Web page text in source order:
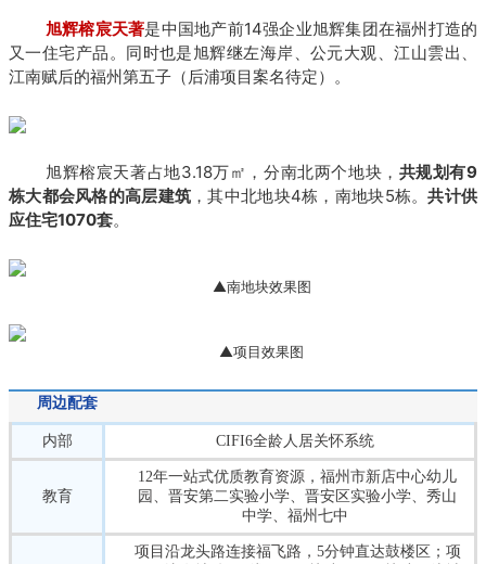
旭辉榕宸天著是中国地产前14强企业旭辉集团在福州打造的
又一住宅产品。 同时也是旭辉继左海岸、公元大观、江山雲出、
江南赋后的福州第五子（后浦项目案名待定）。
旭辉榕宸天著占地3.18万㎡，分南北两个地块， 共规划有9
栋大都会风格的高层建筑 ，其中北地块4栋，南地块5栋。共计供
应住宅1070套。
▲南地块效果图
▲项目效果图
周边配套
内部 CIFI6全龄人居关怀系统
教育
12年一站式优质教育资源，福州市新店中心幼儿
园、晋安第二实验小学、晋安区实验小学、秀山
中学、福州七中
项目沿龙头路连接福飞路，5分钟直达鼓楼区；项